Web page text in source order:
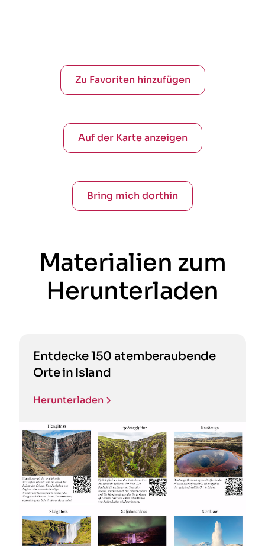
Zu Favoriten hinzufügen
Auf der Karte anzeigen
Bring mich dorthin
Materialien zum
Herunterladen
Entdecke 150 atemberaubende
Orte in Island
Herunterladen